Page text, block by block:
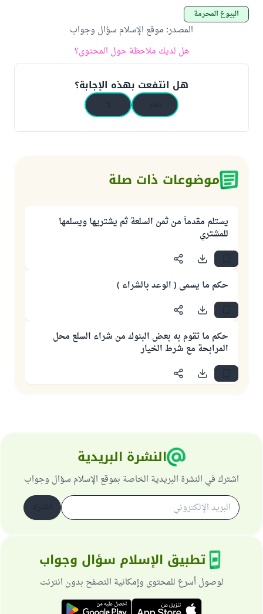
البيوع المحرمة
المصدر: موقع الإسلام سؤال وجواب
هل لديك ملاحظة حول المحتوى؟
هل انتفعت بهذه الإجابة؟
موضوعات ذات صلة
يستلم مقدماً من ثمن السلعة ثم يشتريها ويسلمها
للمشتري
حكم ما يسمى ( الوعد بالشراء )
حكم ما تقوم به بعض البنوك من شراء السلع محل
المرابحة مع شرط الخيار
النشرة البريدية
اشترك في النشرة البريدية الخاصة بموقع الإسلام سؤال وجواب
تطبيق الإسلام سؤال وجواب
لوصول أسرع للمحتوى وإمكانية التصفح بدون انترنت